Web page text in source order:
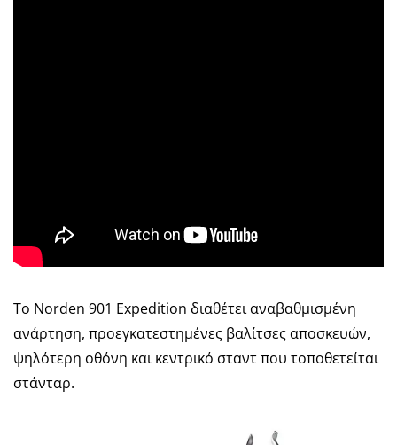
Το Norden 901 Expedition διαθέτει αναβαθμισμένη
ανάρτηση, προεγκατεστημένες βαλίτσες αποσκευών,
ψηλότερη οθόνη και κεντρικό σταντ που τοποθετείται
στάνταρ.